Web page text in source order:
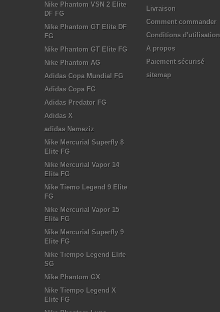
Nike Phantom VSN 2 Elite
DF FG
Nike Phantom GT Elite DF
FG
Nike Phantom GT Elite FG
Nike Phantom AG
Adidas Copa Mundial FG
Adidas Copa FG
Adidas Predator FG
Adidas X
adidas Nemeziz
Nike Mercurial Superfly 8
Elite FG
Nike Mercurial Vapor 14
Elite FG
Nike Tiemo Legend 9 Elite
FG
Nike Mercurial Vapor 15
Elite FG
Nike Mercurial Superfly 9
Elite FG
Nike Tiempo Legend Elite
SG
Nike Phantom GX
Nike Tiempo Legend X
Elite FG
Livraison
Comment commander
Conditions d'utilisation
A propos
Paiement sécurisé
sitemap